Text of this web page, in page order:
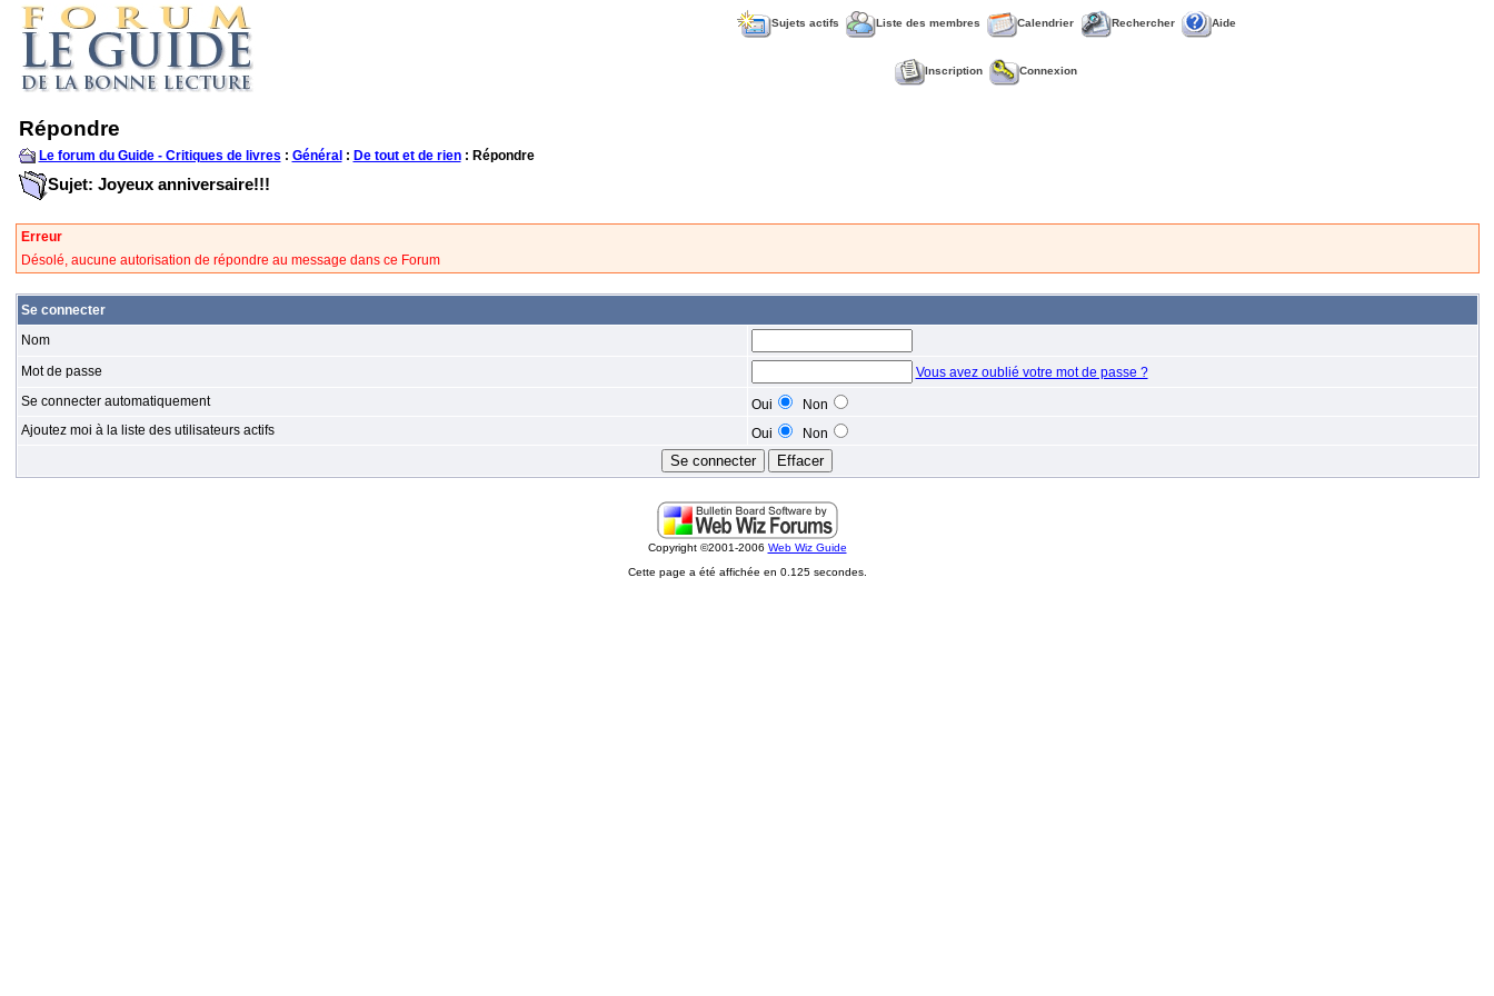
Sujets actifs Liste des membres Calendrier Rechercher Aide
Inscription Connexion
Répondre
Le forum du Guide - Critiques de livres : Général : De tout et de rien: Répondre
Sujet: Joyeux anniversaire!!!
Erreur
Désolé, aucune autorisation de répondre au message dans ce Forum
Se connecter
Nom
Mot de passe
Vous avez oublié votre mot de passe ?
Se connecter automatiquement
Oui
Non
Ajoutez moi à la liste des utilisateurs actifs
Oui Non
Copyright ©2001-2006 Web Wiz Guide
Cette page a été affichée en 0.125 secondes.